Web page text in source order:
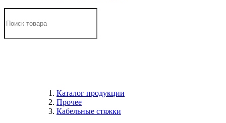
Каталог продукции
Прочее
Кабельные стяжки